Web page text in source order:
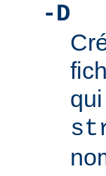
-D